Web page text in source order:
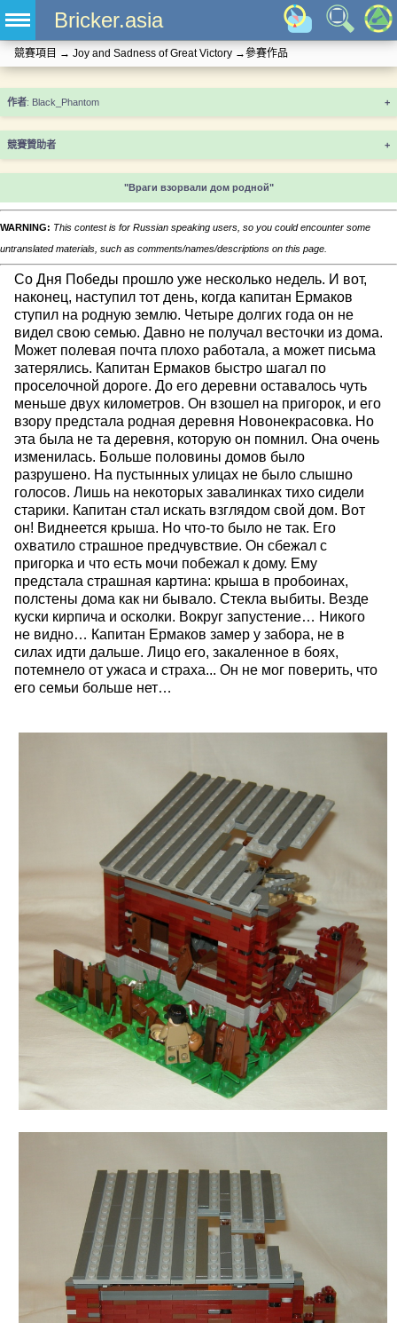
Bricker.asia
競賽項目 → Joy and Sadness of Great Victory →參賽作品
+
競賽贊助者 +
"Враги взорвали дом родной"
WARNING: This contest is for Russian speaking users, so you could encounter some
untranslated materials, such as comments/names/descriptions on this page.
Со Дня Победы прошло уже несколько недель. И вот,
наконец, наступил тот день, когда капитан Ермаков
ступил на родную землю. Четыре долгих года он не
видел свою семью. Давно не получал весточки из дома.
Может полевая почта плохо работала, а может письма
затерялись. Капитан Ермаков быстро шагал по
проселочной дороге. До его деревни оставалось чуть
меньше двух километров. Он взошел на пригорок, и его
взору предстала родная деревня Новонекрасовка. Но
эта была не та деревня, которую он помнил. Она очень
изменилась. Больше половины домов было
разрушено. На пустынных улицах не было слышно
голосов. Лишь на некоторых завалинках тихо сидели
старики. Капитан стал искать взглядом свой дом. Вот
он! Виднеется крыша. Но что-то было не так. Его
охватило страшное предчувствие. Он сбежал с
пригорка и что есть мочи побежал к дому. Ему
предстала страшная картина: крыша в пробоинах,
полстены дома как ни бывало. Стекла выбиты. Везде
куски кирпича и осколки. Вокруг запустение… Никого
не видно… Капитан Ермаков замер у забора, не в
силах идти дальше. Лицо его, закаленное в боях,
потемнело от ужаса и страха... Он не мог поверить, что
его семьи больше нет…